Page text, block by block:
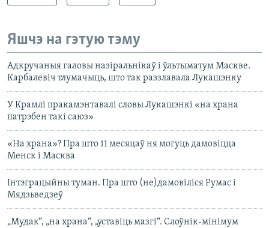
Яшчэ на гэтую тэму
Адкручаныя галовы назіральнікаў і ўльтыматум Маскве.
Карбалевіч тлумачыць, што так раззлавала Лукашэнку
У Крамлі пракамэнтавалі словы Лукашэнкі «на храна
патрэбен такі саюз»
«На храна»? Пра што 11 месяцаў ня могуць дамовіцца
Менск і Масква
Інтэграцыйны туман. Пра што (не)дамовіліся Румас і
Мядзьведзеў
„Мудак“, „на храна“, „уставіць мазгі“. Слоўнік-мінімум